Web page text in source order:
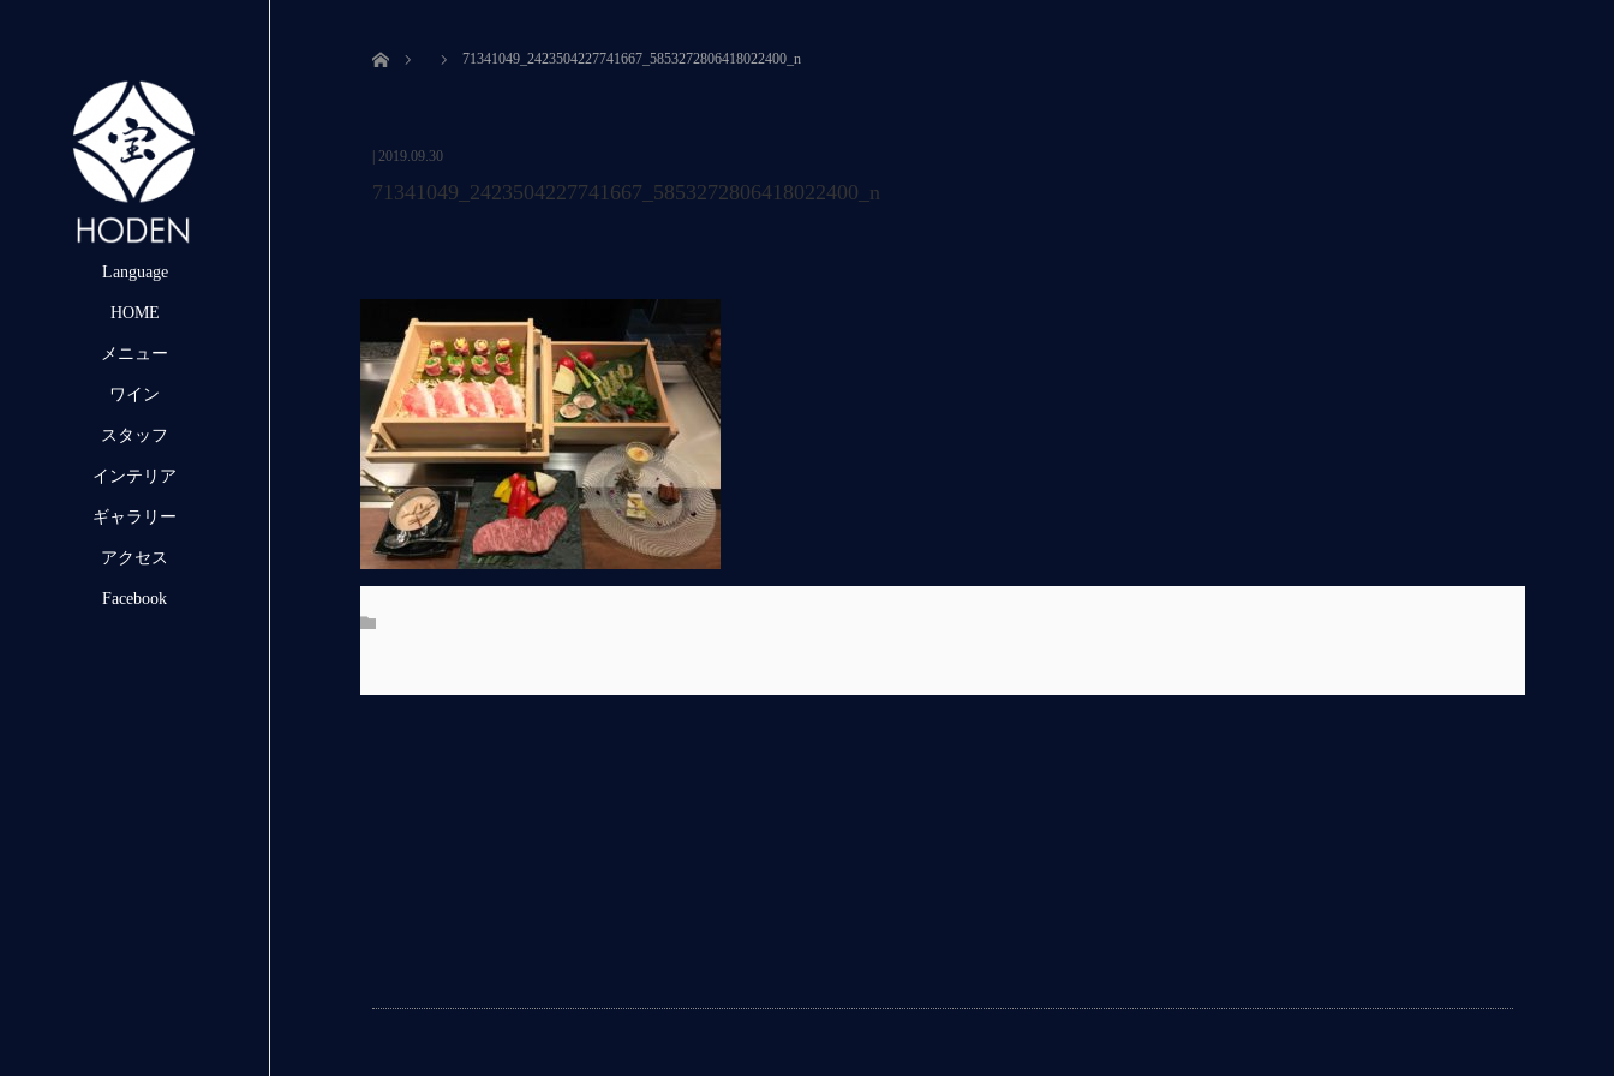
Language
HOME
メニュー
ワイン
スタッフ
インテリア
ギャラリー
アクセス
Facebook
ホーム 71341049_2423504227741667_5853272806418022400_n
2019.09.30
71341049_2423504227741667_5853272806418022400_n